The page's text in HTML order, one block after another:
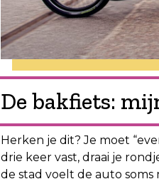
De bakfiets:
Herken je dit? Je moet
drie keer vast, draai je
de stad voelt de auto soms